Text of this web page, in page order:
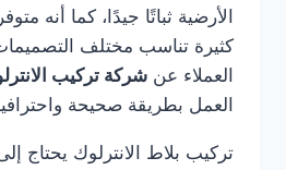
الأرضية ثباتًا جيدًا، كما أنه
كثيرة تناسب مختلف
العملاء عن شركة تركيب
العمل بطريقة صحيحة
تركيب بلاط الانترلوك يحتاج